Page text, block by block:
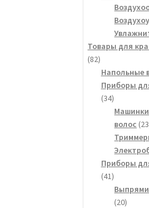
Товары для
8282
товара
Напольные
Приборы
3434
товара
волос 23
Приборы
4141
товар
2020